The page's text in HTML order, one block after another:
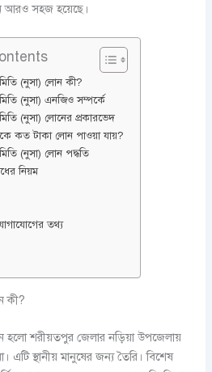
আরও সহজ হয়েছে।
(নুসা) লোন কী?
(নুসা) এনজিও সম্পর্কে
(নুসা) লোনের প্রকারভেদ
কত টাকা লোন পাওয়া যায়?
(নুসা) লোন পদ্ধতি
নিয়ম
তথ্য
কী?
হলো শরীয়তপুর জেলার নড়িয়া উপজেলায়
স্থানীয় মানুষের জন্য তৈরি। বিশেষ